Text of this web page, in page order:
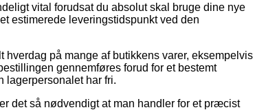
vital forudsat du absolut skal bruge dine nye
estimerede leveringstidspunkt ved den
på mange af butikkens varer, eksempelvis
gennemføres forud for et bestemt
lagerpersonalet har fri.
det så nødvendigt at man handler for et præcist